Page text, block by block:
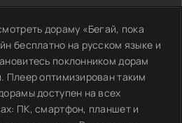
дораму «Бегай, пока
бесплатно на русском языке и
поклонником дорам
Плеер оптимизирован таким
доступен на всех
ПК, смартфон, планшет и